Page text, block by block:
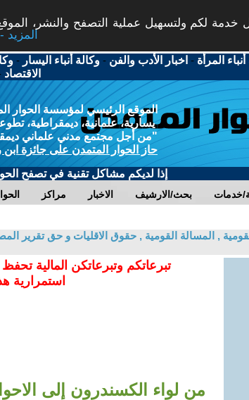
خدمة لكم ولتسهيل عملية التصفح والنشر،
More info - المزيد
المرأة - اخبار الأدب والفن -وكالة أنباء اليسار -
الاقتصاد
الموقع الرئيسي لمؤسسة الحوار
يسارية، علمانية، ديمقراطية،
"من أجل مجتمع مدني علماني
حاز الحوار المتمدن على جائزة ابن
إذا لديكم مشاكل تقنية في تصفح
مراكز الاخبار بحث/الارشيف خدمات
, المسالة القومية , حقوق الاقليات و حق تقرير
تبرعاتكم وتبرعاتكن المالية
استمرارية
من لواء الكسندرون إلى